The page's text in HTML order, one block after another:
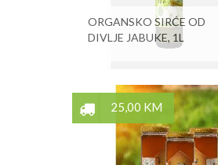
ORGANSKO SIRĆE OD
DIVLJE JABUKE, 1L
25,00 KM